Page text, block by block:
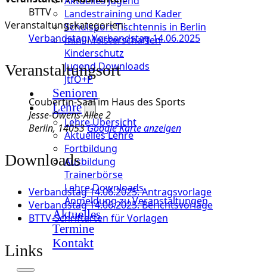
Landestraining und Kader
Schulsport Tischtennis in Berlin
mini-Meisterschaften
Kinderschutz
Jugend Downloads
JtfO+P
Senioren
Lehre
Lehre Übersicht
Aktuelles Lehre
Fortbildung
Ausbildung
Trainerbörse
Lehre Downloads
Anmeldung zu Veranstaltungen
Aktuelles
Termine
Kontakt
BTTV
Veranstaltungskategorien:
Verbandstag,Verbandstag 14.06.2025
Veranstaltungsort
Coubertin-Saal im Haus des Sports
Jesse-Owens-Allee 2
Berlin, 14053Google Karte anzeigen
Downloads
Verbandstag 14.06.2025: Antragsvorlage
Verbandstag 14.06.2025: Berichtsvorlage
BTTV-Schriftarten für Vorlagen
Links